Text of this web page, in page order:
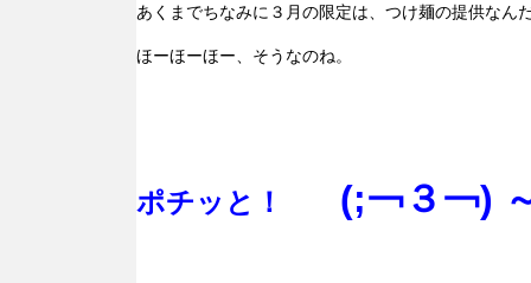
あくまでちなみに３月の限定は、つけ麺の提供なん
ほーほーほー、そうなのね。
ポチッと！ (;￢３￢)